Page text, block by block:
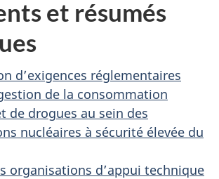
et résumés
d’exigences réglementaires
de la consommation
de drogues au sein des
nucléaires à sécurité élevée du
organisations d’appui technique